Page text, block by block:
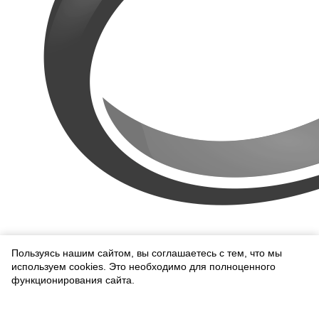
Пользуясь нашим сайтом, вы соглашаетесь с тем, что мы
используем cookies. Это необходимо для полноценного
функционирования сайта.